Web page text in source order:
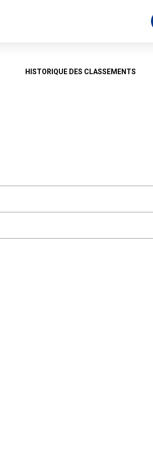
HISTORIQUE DES CLASSEMENTS